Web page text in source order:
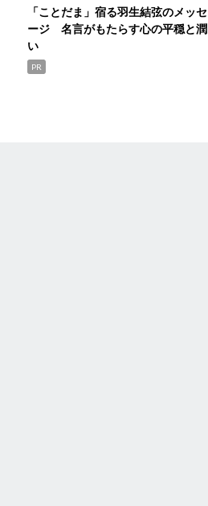
「ことだま」宿る羽生結弦のメッセ
ージ 名言がもたらす心の平穏と潤
い
PR